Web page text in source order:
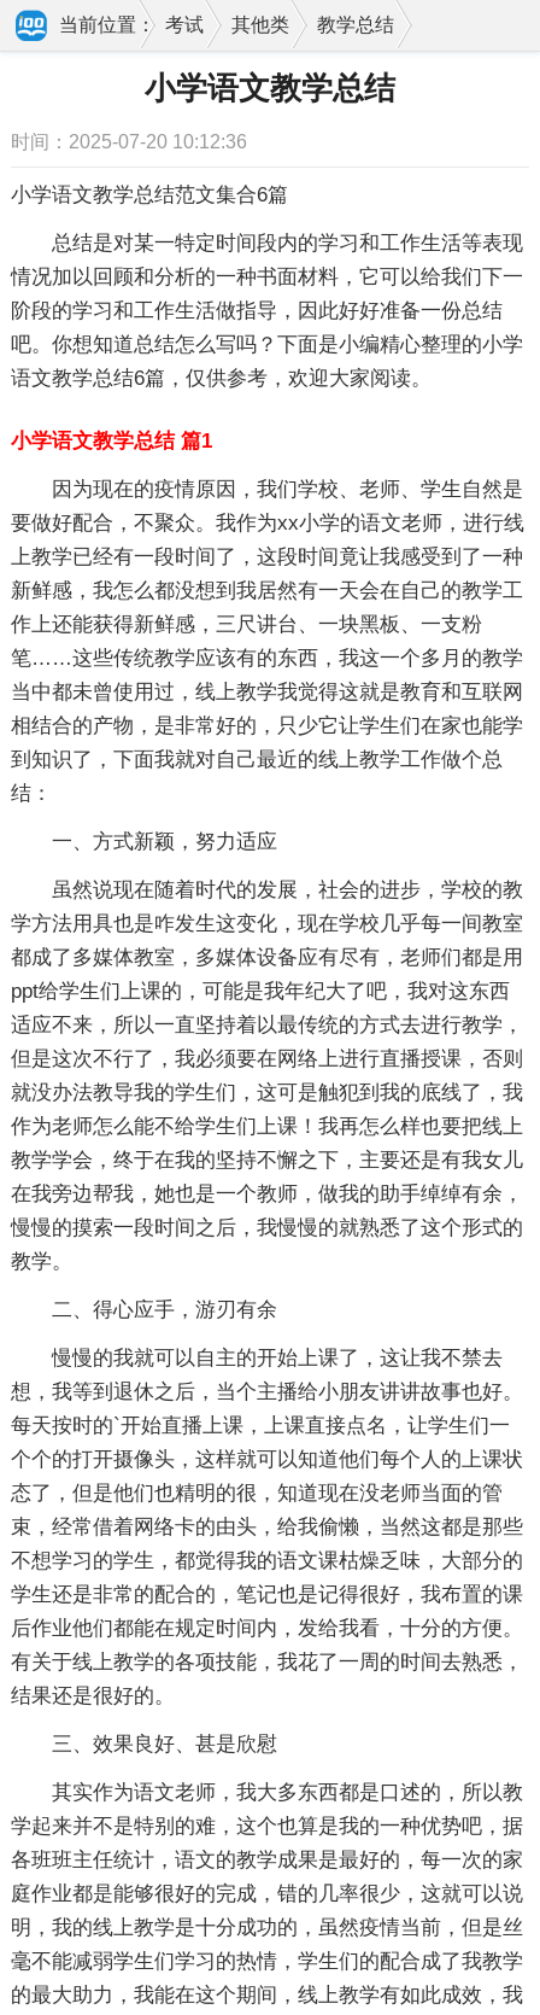
当前位置： 考试 其他类 教学总结
小学语文教学总结小学语文教学总结
时间：2025-07-20 10:12:36
小学语文教学总结范文集合6篇
总结是对某一特定时间段内的学习和工作生活等表现
情况加以回顾和分析的一种书面材料，它可以给我们下一
阶段的学习和工作生活做指导，因此好好准备一份总结
吧。你想知道总结怎么写吗？下面是小编精心整理的小学
语文教学总结6篇，仅供参考，欢迎大家阅读。
小学语文教学总结 篇1
因为现在的疫情原因，我们学校、老师、学生自然是
要做好配合，不聚众。我作为xx小学的语文老师，进行线
上教学已经有一段时间了，这段时间竟让我感受到了一种
新鲜感，我怎么都没想到我居然有一天会在自己的教学工
作上还能获得新鲜感，三尺讲台、一块黑板、一支粉
笔……这些传统教学应该有的东西，我这一个多月的教学
当中都未曾使用过，线上教学我觉得这就是教育和互联网
相结合的产物，是非常好的，只少它让学生们在家也能学
到知识了，下面我就对自己最近的线上教学工作做个总
结：
一、方式新颖，努力适应
虽然说现在随着时代的发展，社会的进步，学校的教
学方法用具也是咋发生这变化，现在学校几乎每一间教室
都成了多媒体教室，多媒体设备应有尽有，老师们都是用
ppt给学生们上课的，可能是我年纪大了吧，我对这东西
适应不来，所以一直坚持着以最传统的方式去进行教学，
但是这次不行了，我必须要在网络上进行直播授课，否则
就没办法教导我的学生们，这可是触犯到我的底线了，我
作为老师怎么能不给学生们上课！我再怎么样也要把线上
教学学会，终于在我的坚持不懈之下，主要还是有我女儿
在我旁边帮我，她也是一个教师，做我的助手绰绰有余，
慢慢的摸索一段时间之后，我慢慢的就熟悉了这个形式的
教学。
二、得心应手，游刃有余
慢慢的我就可以自主的开始上课了，这让我不禁去
想，我等到退休之后，当个主播给小朋友讲讲故事也好。
每天按时的`开始直播上课，上课直接点名，让学生们一
个个的打开摄像头，这样就可以知道他们每个人的上课状
态了，但是他们也精明的很，知道现在没老师当面的管
束，经常借着网络卡的由头，给我偷懒，当然这都是那些
不想学习的学生，都觉得我的语文课枯燥乏味，大部分的
学生还是非常的配合的，笔记也是记得很好，我布置的课
后作业他们都能在规定时间内，发给我看，十分的方便。
有关于线上教学的各项技能，我花了一周的时间去熟悉，
结果还是很好的。
三、效果良好、甚是欣慰
其实作为语文老师，我大多东西都是口述的，所以教
学起来并不是特别的难，这个也算是我的一种优势吧，据
各班班主任统计，语文的教学成果是最好的，每一次的家
庭作业都是能够很好的完成，错的几率很少，这就可以说
明，我的线上教学是十分成功的，虽然疫情当前，但是丝
毫不能减弱学生们学习的热情，学生们的配合成了我教学
的最大助力，我能在这个期间，线上教学有如此成效，我